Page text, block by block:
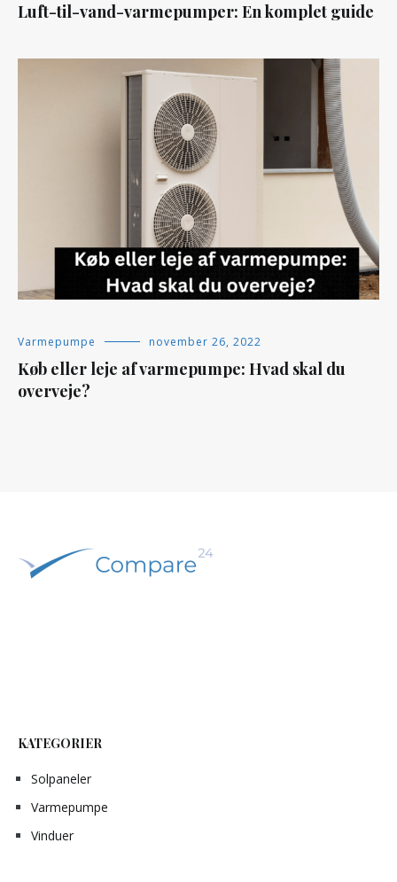
Luft-til-vand-varmepumper: En komplet guide
Varmepumpe november 26, 2022
Køb eller leje af varmepumpe: Hvad skal du
overveje?
KATEGORIER
Solpaneler
Varmepumpe
Vinduer